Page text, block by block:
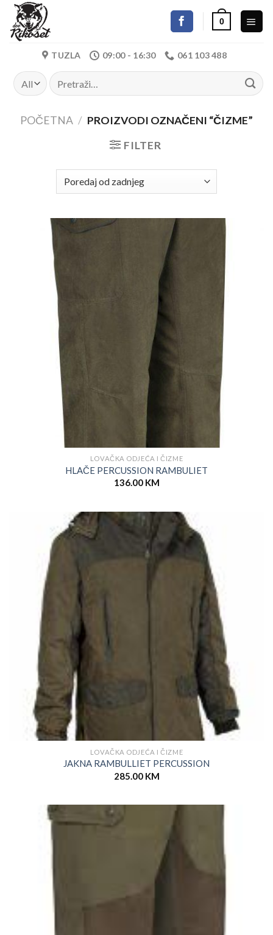
Skip
content
0
TUZLA 09:00 - 16:30 061 103 488
Pretraži:
POČETNA / PROIZVODI OZNAČENI “ČIZME”
FILTER
LOVAČKA ODJEĆA I ČIZME
HLAČE PERCUSSION RAMBULIET
136.00 KM
LOVAČKA ODJEĆA I ČIZME
JAKNA RAMBULLIET PERCUSSION
285.00 KM